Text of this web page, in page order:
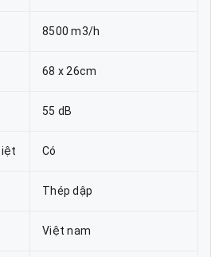
8500 m3/h
68 x 26cm
55 dB
Có
Thép dập
Việt nam